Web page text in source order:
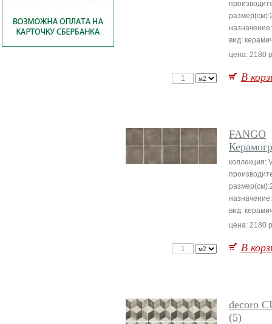
вид:
цена: 2180
В
FANGO
коллекция:
вид:
цена: 2180
В
decoro
(5)